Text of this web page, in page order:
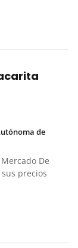
de
De
precios